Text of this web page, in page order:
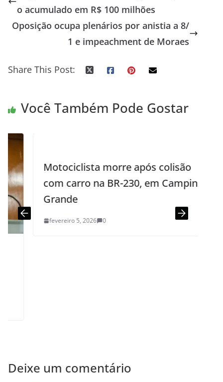
o acumulado em R$ 100 milhões
Oposição ocupa plenários por anistia a 8/
1 e impeachment de Moraes
Share This Post:
Você Também Pode Gostar
Motociclista morre após colisão
com carro na BR-230, em Campina
Grande
fevereiro 5, 2026 0
Deixe um comentário